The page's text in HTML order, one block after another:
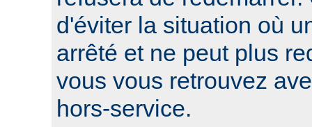
d'éviter la situation où
arrêté et ne peut plus
vous vous retrouvez
hors-service.